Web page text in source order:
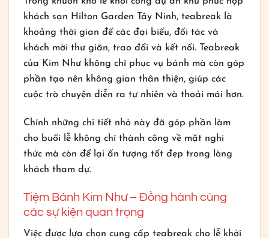
khách sạn Hilton Garden Tây Ninh, teabreak là
khoảng thời gian để các đại biểu, đối tác và
khách mời thư giãn, trao đổi và kết nối. Teabreak
của Kim Như không chỉ phục vụ bánh mà còn góp
phần tạo nên không gian thân thiện, giúp các
cuộc trò chuyện diễn ra tự nhiên và thoải mái hơn.
Chính những chi tiết nhỏ này đã góp phần làm
cho buổi lễ không chỉ thành công về mặt nghi
thức mà còn để lại ấn tượng tốt đẹp trong lòng
khách tham dự.
Tiệm Bánh Kim Như – Đồng hành cùng
các sự kiện quan trọng
Việc được lựa chọn cung cấp teabreak cho lễ khởi